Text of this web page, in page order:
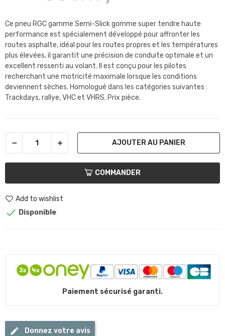
Ce pneu RGC gamme Semi-Slick gomme super tendre haute
performance est spécialement développé pour affronter les
routes asphalte, idéal pour les routes propres et les températures
plus élevées, il garantit une précision de conduite optimale et un
excellent ressenti au volant. Il est conçu pour les pilotes
recherchant une motricité maximale lorsque les conditions
deviennent sèches. Homologué dans les catégories suivantes :
Trackdays, rallye, VHC et VHRS. Prix pièce.
AJOUTER AU PANIER
COMMANDER
Add to wishlist
 Disponible
Paiement sécurisé garanti.
Donnez votre avis